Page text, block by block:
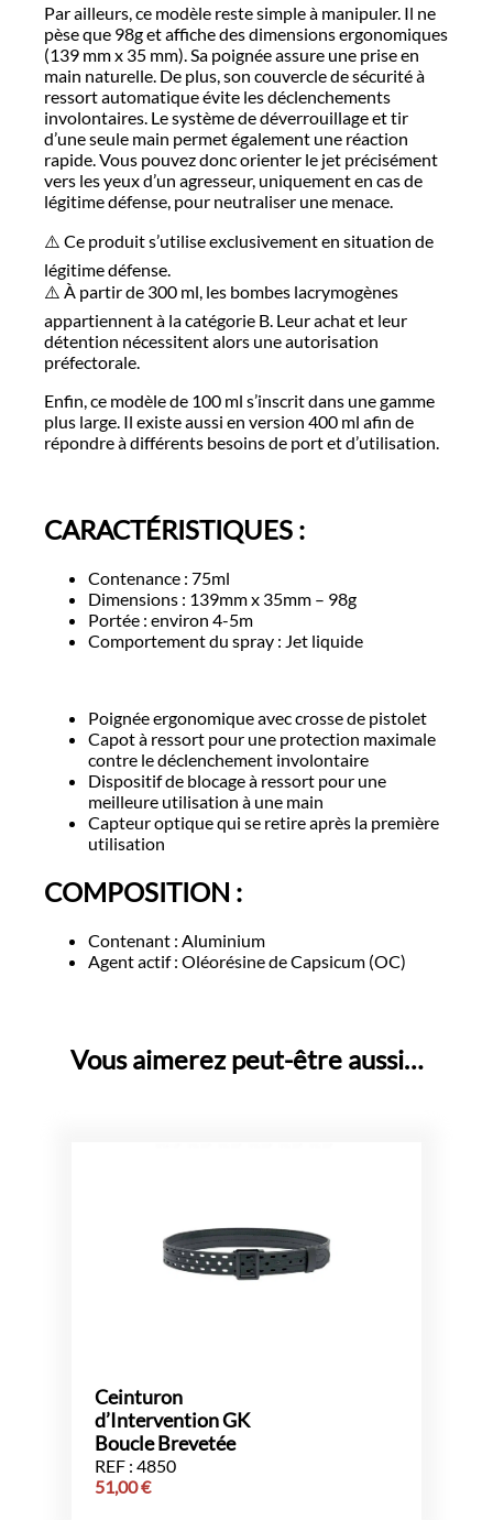
Par ailleurs, ce modèle reste simple à manipuler. Il ne
pèse que 98g et affiche des dimensions ergonomiques
(139 mm x 35 mm). Sa poignée assure une prise en
main naturelle. De plus, son couvercle de sécurité à
ressort automatique évite les déclenchements
involontaires. Le système de déverrouillage et tir
d’une seule main permet également une réaction
rapide. Vous pouvez donc orienter le jet précisément
vers les yeux d’un agresseur, uniquement en cas de
légitime défense, pour neutraliser une menace.
⚠️ Ce produit s’utilise exclusivement en situation de
légitime défense.
⚠️ À partir de 300 ml, les bombes lacrymogènes
appartiennent à la catégorie B. Leur achat et leur
détention nécessitent alors une autorisation
préfectorale.
Enfin, ce modèle de 100 ml s’inscrit dans une gamme
plus large. Il existe aussi en version 400 ml afin de
répondre à différents besoins de port et d’utilisation.
CARACTÉRISTIQUES :
Contenance : 75ml
Dimensions : 139mm x 35mm – 98g
Portée : environ 4-5m
Comportement du spray : Jet liquide
Poignée ergonomique avec crosse de pistolet
Capot à ressort pour une protection maximale
contre le déclenchement involontaire
Dispositif de blocage à ressort pour une
meilleure utilisation à une main
Capteur optique qui se retire après la première
utilisation
COMPOSITION :
Contenant : Aluminium
Agent actif : Oléorésine de Capsicum (OC)
Vous aimerez peut-être aussi…
Ceinturon
d’Intervention GK
Boucle Brevetée
REF : 4850
51,00€